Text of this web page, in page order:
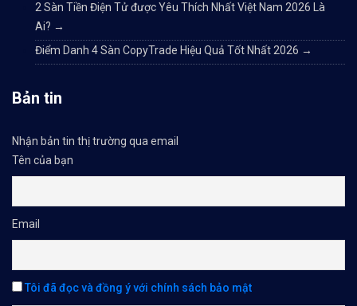
2 Sàn Tiền Điện Tử được Yêu Thích Nhất Việt Nam 2026 Là
Ai? →
Điểm Danh 4 Sàn CopyTrade Hiệu Quả Tốt Nhất 2026 →
Bản tin
Nhận bản tin thị trường qua email
Tên của bạn
Email
Tôi đã đọc và đồng ý với chính sách bảo mật